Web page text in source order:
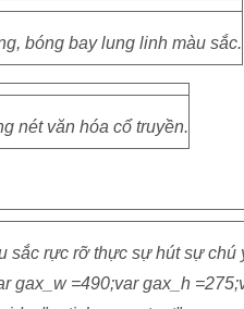
bóng bay lung linh màu sắc.
nét văn hóa cổ truyền.
rực rỡ thực sự hút sự chú
gax_w =490;var gax_h